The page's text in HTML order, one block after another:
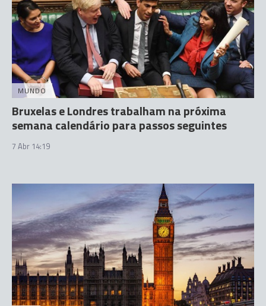
MUNDO
Bruxelas e Londres trabalham na próxima
semana calendário para passos seguintes
7 Abr 14:19